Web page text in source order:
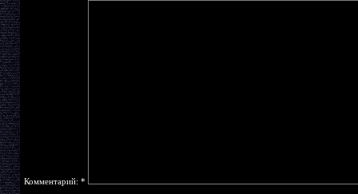
Комментарий: *